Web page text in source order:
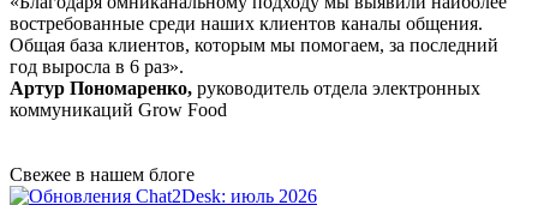
востребованные среди наших клиентов каналы общения.
Общая база клиентов, которым мы помогаем, за последний
год выросла в 6 раз».
Артур Пономаренко, руководитель отдела электронных
коммуникаций Grow Food
Свежее в нашем блоге